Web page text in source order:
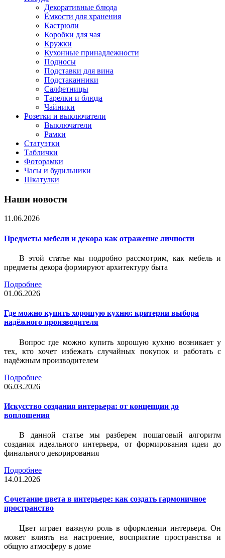
Декоративные блюда
Ёмкости для хранения
Кастрюли
Коробки для чая
Кружки
Кухонные принадлежности
Подносы
Подставки для вина
Подстаканники
Салфетницы
Тарелки и блюда
Чайники
Розетки и выключатели
Выключатели
Рамки
Статуэтки
Таблички
Фоторамки
Часы и будильники
Шкатулки
Наши новости
11.06.2026
Предметы мебели и декора как отражение личности
В этой статье мы подробно рассмотрим, как мебель и
предметы декора формируют архитектуру быта
Подробнее
01.06.2026
Где можно купить хорошую кухню: критерии выбора
надёжного производителя
Вопрос где можно купить хорошую кухню возникает у
тех, кто хочет избежать случайных покупок и работать с
надёжным производителем
Подробнее
06.03.2026
Искусство создания интерьера: от концепции до
воплощения
В данной статье мы разберем пошаговый алгоритм
создания идеального интерьера, от формирования идеи до
финального декорирования
Подробнее
14.01.2026
Сочетание цвета в интерьере: как создать гармоничное
пространство
Цвет играет важную роль в оформлении интерьера. Он
может влиять на настроение, восприятие пространства и
общую атмосферу в доме